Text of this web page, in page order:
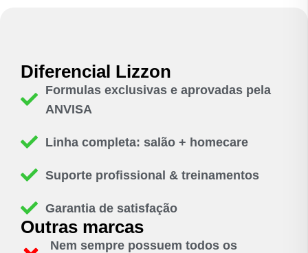
Diferencial Lizzon
Formulas exclusivas e aprovadas pela
ANVISA
Linha completa: salão + homecare
Suporte profissional & treinamentos
Garantia de satisfação
Outras marcas
Nem sempre possuem todos os